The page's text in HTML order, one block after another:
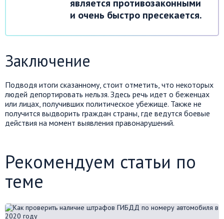
является противозаконными
и очень быстро пресекается.
Заключение
Подводя итоги сказанному, стоит отметить, что некоторых
людей депортировать нельзя. Здесь речь идет о беженцах
или лицах, получивших политическое убежище. Также не
получится выдворить граждан страны, где ведутся боевые
действия на момент выявления правонарушений.
Рекомендуем статьи по
теме